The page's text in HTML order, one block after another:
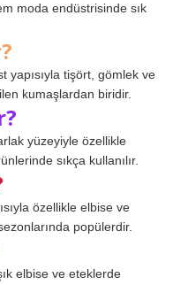
moda endüstrisinde sık
yapısıyla tişört, gömlek ve
kumaşlardan biridir.
yüzeyiyle özellikle
sıkça kullanılır.
özellikle elbise ve
popülerdir.
elbise ve eteklerde